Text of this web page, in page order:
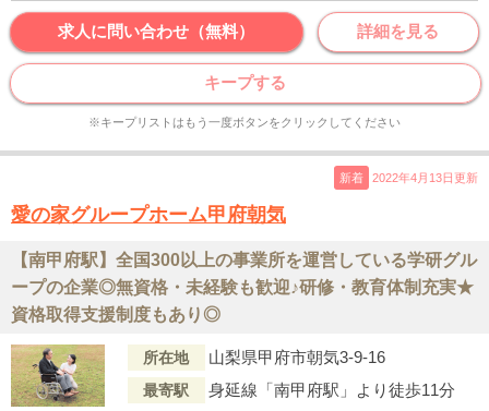
求人に問い合わせ（無料） 詳細を見る
キープする
※キープリストはもう一度ボタンをクリックしてください
新着 2022年4月13日更新
愛の家グループホーム甲府朝気
【南甲府駅】全国300以上の事業所を運営している学研グル
ープの企業◎無資格・未経験も歓迎♪研修・教育体制充実★
資格取得支援制度もあり◎
所在地 山梨県甲府市朝気3-9-16
最寄駅 身延線「南甲府駅」より徒歩11分